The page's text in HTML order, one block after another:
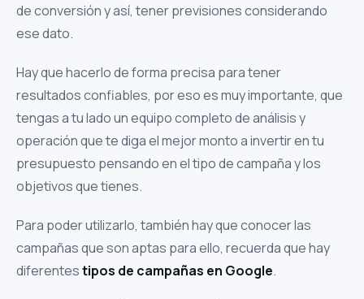
de conversión y así, tener previsiones considerando
ese dato.
Hay que hacerlo de forma precisa para tener
resultados confiables, por eso es muy importante, que
tengas a tu lado un equipo completo de análisis y
operación que te diga el mejor monto a invertir en tu
presupuesto pensando en el tipo de campaña y los
objetivos que tienes.
Para poder utilizarlo, también hay que conocer las
campañas que son aptas para ello, recuerda que hay
diferentestipos de campañas en Google.